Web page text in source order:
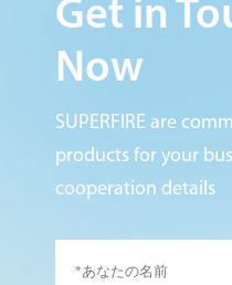
Get in
Now
SUPERFIRE are
products for your
cooperation details